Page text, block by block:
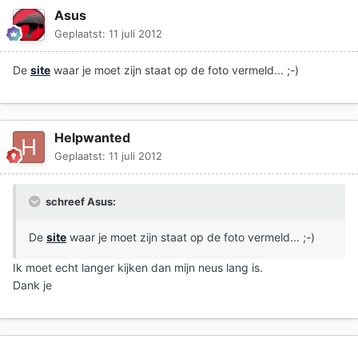
Asus
Geplaatst: 11 juli 2012
De site waar je moet zijn staat op de foto vermeld... ;-)
Helpwanted
Geplaatst: 11 juli 2012
schreef Asus:
De site waar je moet zijn staat op de foto vermeld... ;-)
Ik moet echt langer kijken dan mijn neus lang is.
Dank je